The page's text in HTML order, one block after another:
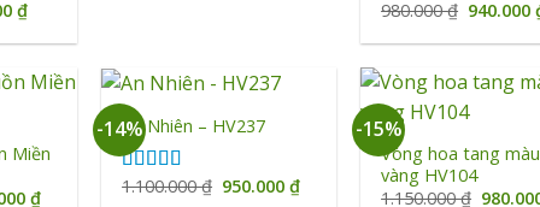
₫Giá
tại
890.000 ₫.
980.000₫ Giá
là:
940.000
Miền
₫Giá
-14%An Nhiên – HV237
Được xếp
1.100.000₫ Giá
950.000₫Giá
-15%
+
Vòng hoa tang màu
vàng HV104
1.150.000₫ Giá